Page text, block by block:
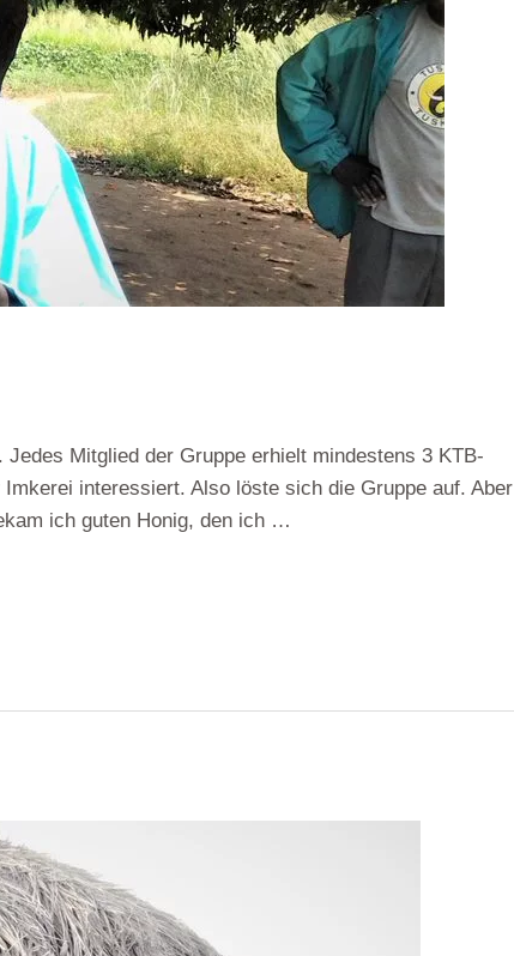
Mitglied der Gruppe erhielt mindestens 3 KTB-
interessiert. Also löste sich die Gruppe auf. Aber
ich guten Honig, den ich …